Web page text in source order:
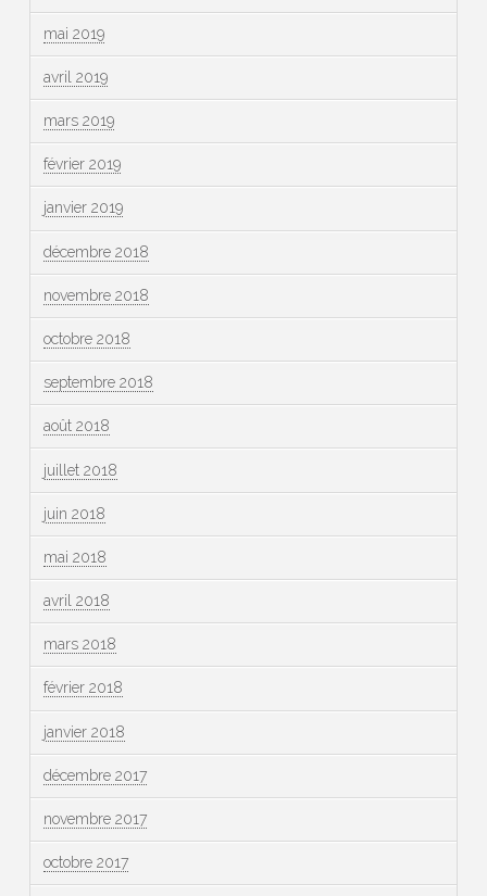
mai 2019
avril 2019
mars 2019
février 2019
janvier 2019
décembre 2018
novembre 2018
octobre 2018
septembre 2018
août 2018
juillet 2018
juin 2018
mai 2018
avril 2018
mars 2018
février 2018
janvier 2018
décembre 2017
novembre 2017
octobre 2017